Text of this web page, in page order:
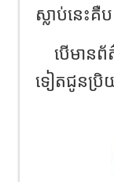
ស្លាប់នេះ
បើមានព័
ទៀតជូនប្រិយ